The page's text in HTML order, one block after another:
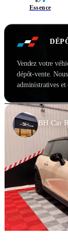
Essence
Vendez votre
dépôt-vente.
administratives et
BH Car